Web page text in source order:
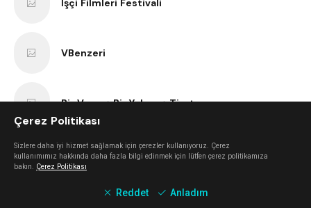
İşçi Filmleri Festivali
VBenzeri
Bir Varmış Bir Yokmuş Tiyatro
İzmir Bisiklet Eğitimi
Çerez Politikası
Sizlere daha iyi hizmet sağlamak için çerezler kullanıyoruz. Çerez
kullanımımız hakkında daha fazla bilgi edinmek için lütfen çerez politikamıza
bakın. Çerez Politikası
Reddet Anladım